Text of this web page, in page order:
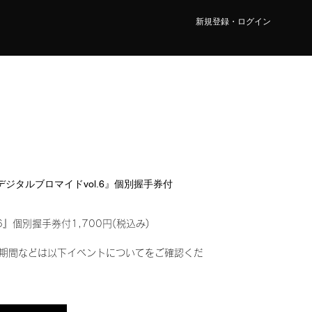
新規登録・ログイン
ジタルブロマイドvol.6』個別握手券付
』個別握手券付1,700円(税込み)
間などは以下イベントについてをご確認くだ